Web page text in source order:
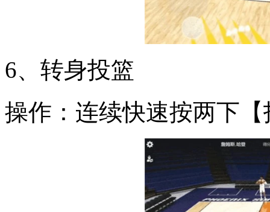
6、转身投篮
操作：连续快速按两下